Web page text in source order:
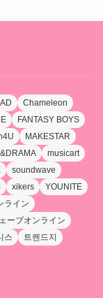
Chameleon
FANTASY BOYS
MAKESTAR
musicart
soundwave
xikers
YOUNITE
ライン
ーブオンライン
스
트렌드지